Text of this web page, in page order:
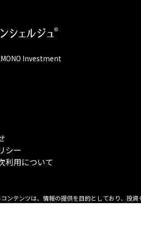
Investment
シー
利用について
ンテンツは、情報の提供を目的としており、投資